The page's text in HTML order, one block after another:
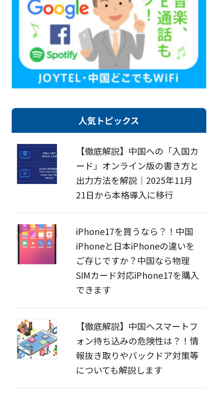
人気トピックス
【徹底解説】中国への「入国カ
ード」オンライン版の書き方と
出力方法を解説｜2025年11月
21日から本格導入に移行
iPhone17を買うなら？！中国
iPhoneと日本iPhoneの違いを
ご存じですか？中国なら物理
SIMカード対応iPhone17を購入
できます
【徹底解説】中国へスマートフ
ォン持ち込みの危険性は？！情
報抜き取りやバックドア対策等
についても解説します